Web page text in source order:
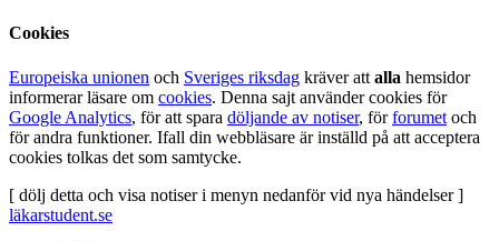
Cookies
Europeiska unionen och Sveriges riksdag kräver att alla hemsidor
informerar läsare om cookies. Denna sajt använder cookies för
Google Analytics, för att spara döljande av notiser, förforumet och
för andra funktioner. Ifall din webbläsare är inställd på att acceptera
cookies tolkas det som samtycke.
[ dölj detta och visa notiser i menyn nedanför vid nya händelser ]
läkarstudent.se